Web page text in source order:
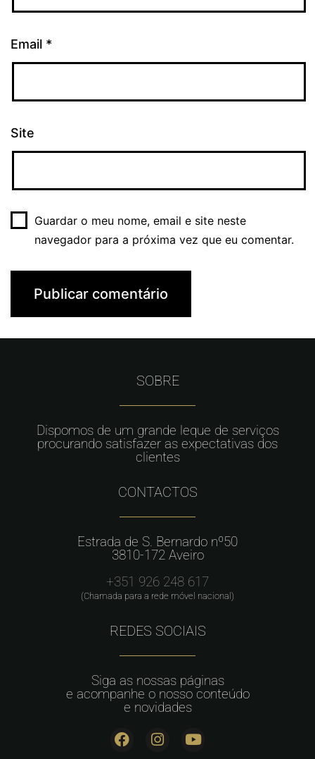
Email *
Site
Guardar o meu nome, email e site neste
navegador para a próxima vez que eu comentar.
SOBRE
Dispomos de um grande leque de serviços
procurando satisfazer as expectativas dos
clientes
CONTACTOS
Estrada de S. Bernardo nº50
3810-172 Aveiro
+351 926 248 617
(Chamada para a rede móvel nacional)
REDES SOCIAIS
Siga as nossas páginas
e acompanhe o nosso conteúdo
e novidades